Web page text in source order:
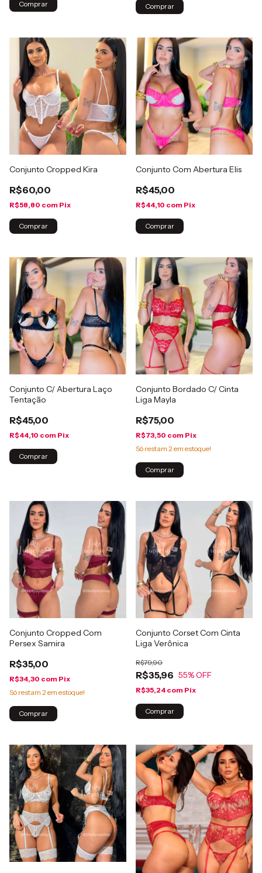
Comprar Comprar
Conjunto Cropped Kira
R$60,00
R$58,80 com Pix
Comprar
Conjunto Com Abertura Elis
R$45,00
R$44,10 com Pix
Comprar
Conjunto C/ Abertura Laço
Tentação
R$45,00
R$44,10 com Pix
Comprar
Conjunto Bordado C/ Cinta
Liga Mayla
R$75,00
R$73,50 com Pix
Só restam 2 em estoque!
Comprar
Conjunto Cropped Com
Persex Samira
R$35,00
R$34,30 com Pix
Só restam 2 em estoque!
Comprar
Conjunto Corset Com Cinta
Liga Verônica
R$35,96
R$79,90
55% OFF
R$35,24 com Pix
Comprar